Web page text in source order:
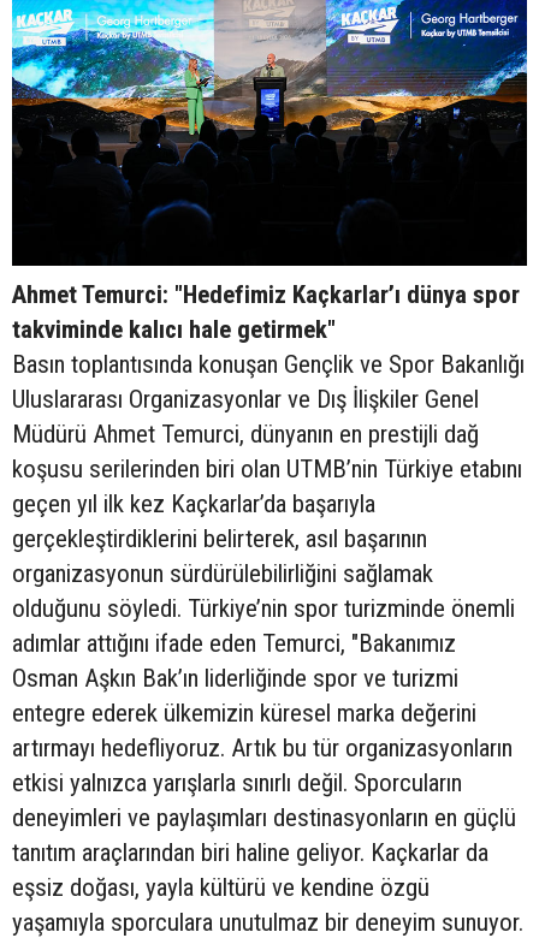
Ahmet Temurci: "Hedefimiz Kaçkarlar’ı dünya spor
takviminde kalıcı hale getirmek"
Basın toplantısında konuşan Gençlik ve Spor Bakanlığı
Uluslararası Organizasyonlar ve Dış İlişkiler Genel
Müdürü Ahmet Temurci, dünyanın en prestijli dağ
koşusu serilerinden biri olan UTMB’nin Türkiye etabını
geçen yıl ilk kez Kaçkarlar’da başarıyla
gerçekleştirdiklerini belirterek, asıl başarının
organizasyonun sürdürülebilirliğini sağlamak
olduğunu söyledi. Türkiye’nin spor turizminde önemli
adımlar attığını ifade eden Temurci, "Bakanımız
Osman Aşkın Bak’ın liderliğinde spor ve turizmi
entegre ederek ülkemizin küresel marka değerini
artırmayı hedefliyoruz. Artık bu tür organizasyonların
etkisi yalnızca yarışlarla sınırlı değil. Sporcuların
deneyimleri ve paylaşımları destinasyonların en güçlü
tanıtım araçlarından biri haline geliyor. Kaçkarlar da
eşsiz doğası, yayla kültürü ve kendine özgü
yaşamıyla sporculara unutulmaz bir deneyim sunuyor.